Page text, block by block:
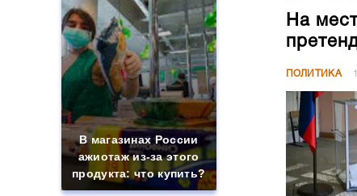
В магазинах России
ажиотаж из-за этого
продукта: что купить?
думы